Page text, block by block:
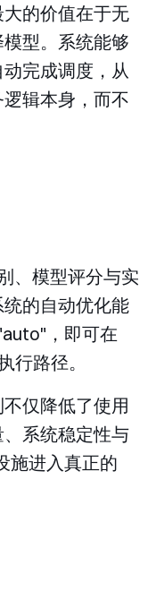
的价值在于无
型。系统能够
完成调度，从
辑本身，而不
、模型评分与实
的自动优化能
，即可在
行路径。
仅降低了使用
系统稳定性与
施进入真正的